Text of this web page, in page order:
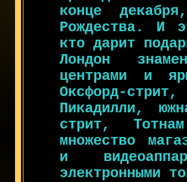
конце
Рождества. И
кто дарит
Лондон
центрами и
Оксфорд-
Пикадилли,
стрит,
множество
и
электронными